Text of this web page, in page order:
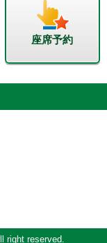
座席予約
right reserved.